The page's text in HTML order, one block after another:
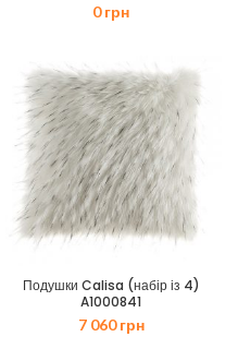
0грн
Подушки Calisa (набір із 4)
A1000841
7 060грн